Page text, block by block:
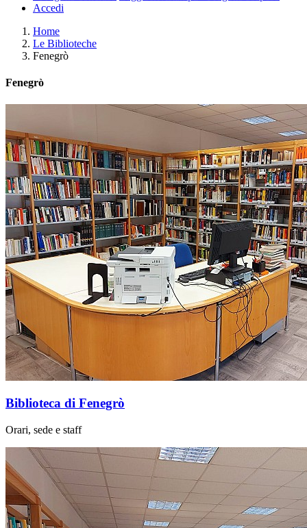
Accedi
Home
Le Biblioteche
Fenegrò
Fenegrò
Biblioteca di Fenegrò
Orari, sede e staff